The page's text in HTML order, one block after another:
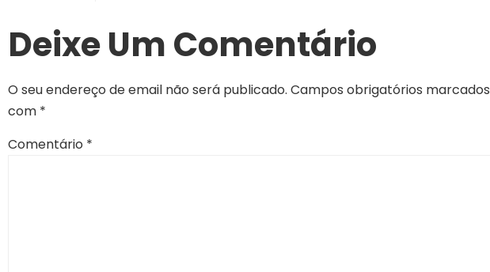
Deixe Um Comentário
O seu endereço de email não será publicado. Campos obrigatórios marcados
com *
Comentário *